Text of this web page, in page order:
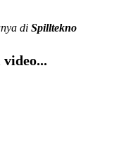
di Spilltekno